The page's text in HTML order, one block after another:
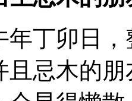
生忌木的朋
年丁卯日
且忌木的